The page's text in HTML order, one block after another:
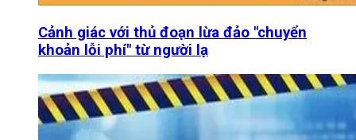
Cảnh giác với thủ đoạn lừa đảo "chuyển
khoản lỗi phí" từ người lạ